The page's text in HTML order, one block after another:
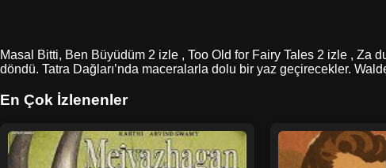
Masal Bitti, Ben Büyüdüm 2 izle , Too Old for Fairy Tales 2 izle , Za
döndü. Tatra Dağları’nda maceralarla dolu bir yaz geçirecekler.
En Çok İzlenenler